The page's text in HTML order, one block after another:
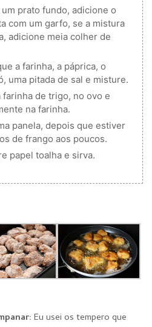
prato fundo, adicione o
com um garfo, se a mistura
adicione meia colher de
a farinha, a páprica, o
uma pitada de sal e misture.
farinha de trigo, no ovo e
na farinha.
panela, depois que estiver
de frango aos poucos.
papel toalha e sirva.
Eu usei os tempero que